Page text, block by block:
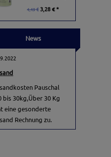
4,49 € 3,28 € *
News
Pauschal
bis 30kg,Über 30 Kg
eine gesonderte
Rechnung zu.